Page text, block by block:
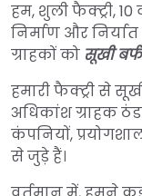
हम, शुली फैक्ट्री,
निर्माण और
ग्राहकों को सूखी
हमारी फैक्ट्री से
अधिकांश ग्राहक
कंपनियों,
से जुड़े हैं।